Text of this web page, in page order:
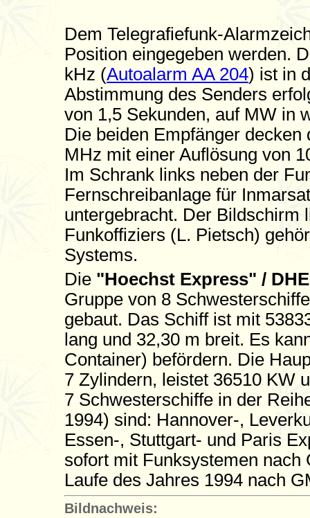
Dem Telegrafiefunk-
Position eingegeben werden.
kHz (Autoalarm AA 204) ist in
Abstimmung des Senders
von 1,5 Sekunden, auf MW in
Die beiden Empfänger
MHz mit einer Auflösung von
Im Schrank links neben der
Fernschreibanlage für
untergebracht. Der Bildschirm
Funkoffiziers (L. Pietsch)
Systems.
Die "Hoechst Express" /
Gruppe von 8
gebaut. Das Schiff ist mit
lang und 32,30 m breit. Es
Container) befördern. Die
7 Zylindern, leistet 36510 KW
7 Schwesterschiffe in der
1994) sind: Hannover-,
Essen-, Stuttgart- und Paris
sofort mit Funksystemen nach
Laufe des Jahres 1994 nach
Bildnachweis: